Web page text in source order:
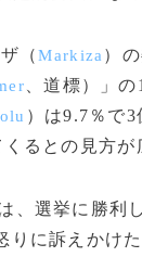
（Markiza ）
、道標）」
）は9.7％で
るとの見方が
、選挙に勝利
に訴えかけ